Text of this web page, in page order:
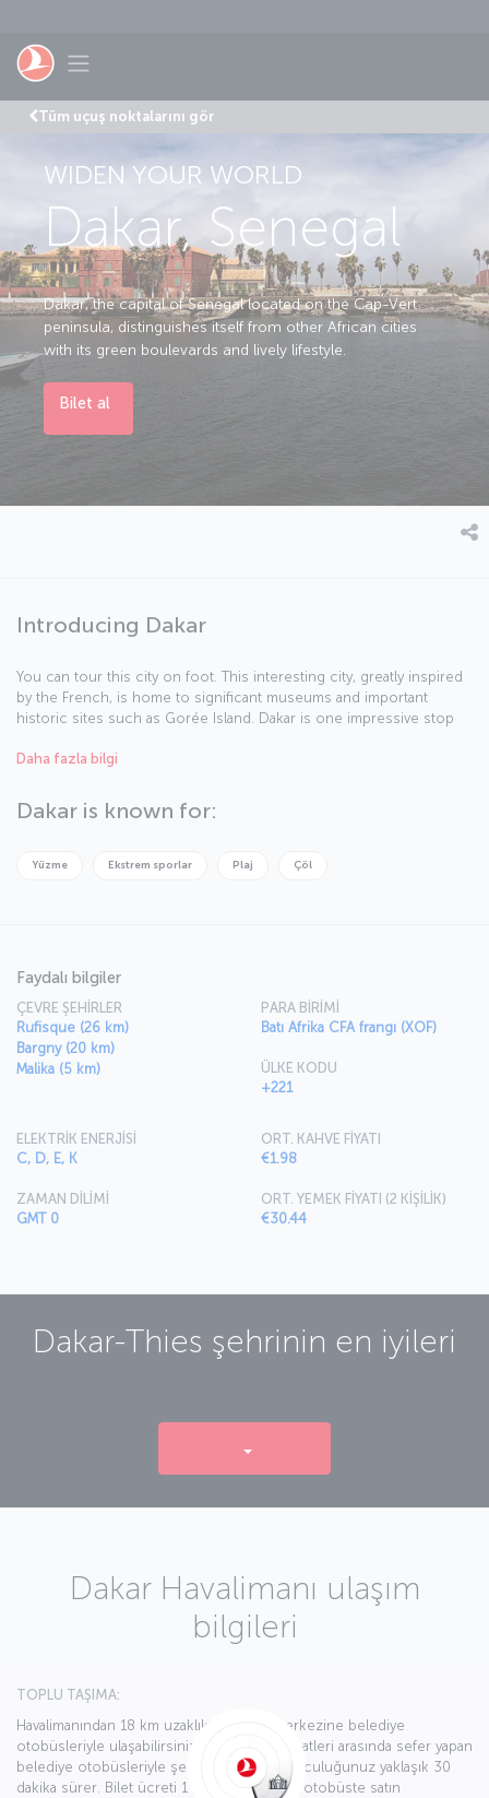
Toggle navigation
Tüm uçuş noktalarını gör
WIDEN YOUR WORLD
Dakar, Senegal
Dakar, the capital of Senegal located on the Cap-Vert
peninsula, distinguishes itself from other African cities
with its green boulevards and lively lifestyle.
Bilet al
Introducing Dakar
You can tour this city on foot. This interesting city, greatly inspired
by the French, is home to significant museums and important
historic sites such as Gorée Island. Dakar is one impressive stop
Daha fazla bilgi
Dakar is known for:
Yüzme Ekstrem sporlar Plaj Çöl
Faydalı bilgiler
ÇEVRE ŞEHİRLER
Rufisque (26 km)
Bargny (20 km)
Malika (5 km)
PARA BİRİMİ
Batı Afrika CFA frangı (XOF)
ÜLKE KODU
+221
ELEKTRİK ENERJİSİ
C, D, E, K
ZAMAN DİLİMİ
GMT 0
ORT. KAHVE FİYATI
€1.98
ORT. YEMEK FİYATI (2 KİŞİLİK)
€30.44
Dakar-Thies şehrinin en iyileri
Dakar Havalimanı ulaşım
bilgileri
TOPLU TAŞIMA:
Havalimanından 18 km uzaklıktaki şehir merkezine belediye
otobüsleriyle ulaşabilirsiniz. 06.30-21.00 saatleri arasında sefer yapan
belediye otobüsleriyle şehir merkezine yolculuğunuz yaklaşık 30
dakika sürer. Bilet ücreti 1 avrodur ve bileti otobüste satın